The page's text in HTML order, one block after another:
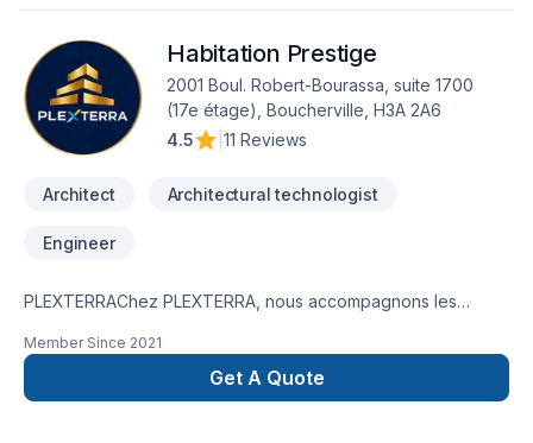
Habitation Prestige
2001 Boul. Robert-Bourassa, suite 1700
(17e étage), Boucherville, H3A 2A6
4.5
11 Reviews
Architect Architectural technologist
Engineer
PLEXTERRAChez PLEXTERRA, nous accompagnons les
l’analyse, l’optimisation et la réalisation de leurs projets
résidentiels, multilogements et commerciaux. Notre équipe
multidisciplinaire, composée de technologues en bâtiment,
Member Since 2021
Get A Quote